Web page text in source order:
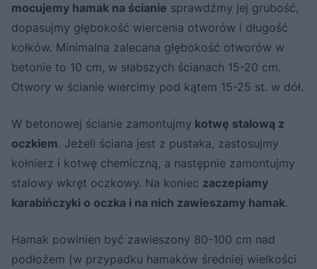
mocujemy hamak na ścianie sprawdźmy jej grubość,
dopasujmy głębokość wiercenia otworów i długość
kołków. Minimalna zalecana głębokość otworów w
betonie to 10 cm, w słabszych ścianach 15-20 cm.
Otwory w ścianie wiercimy pod kątem 15-25 st. w dół.
W betonowej ścianie zamontujmy kotwę stalową z
oczkiem. Jeżeli ściana jest z pustaka, zastosujmy
kołnierz i kotwę chemiczną, a następnie zamontujmy
stalowy wkręt oczkowy. Na koniec zaczepiamy
karabińczyki o oczka i na nich zawieszamy hamak.
Hamak powinien być zawieszony 80-100 cm nad
podłożem (w przypadku hamaków średniej wielkości